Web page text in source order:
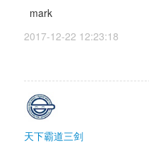
mark
2017-12-22 12:23:18
天下霸道三剑